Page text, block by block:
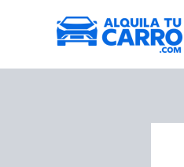
contenido